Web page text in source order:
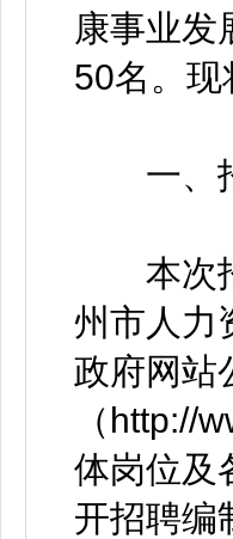
康事业发
50名。现
一、
本次招
州市人力
政府网站
（http://
体岗位及
开招聘编